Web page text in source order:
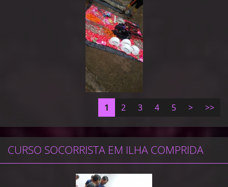
1 2 3 4 5 > >>
CURSO SOCORRISTA EM ILHA COMPRIDA